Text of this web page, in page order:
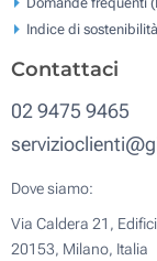
Indice di sostenibilità
Contattaci
02 9475 9465
Dove siamo:
Via Caldera 21,
20153, Milano, Italia